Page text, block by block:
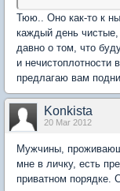
Тюю.. Оно как-то к
каждый день
давно о том, что
и нечистоплотности
предлагаю вам
Konkista
20 Mar 2012
Мужчины,
мне в личку, есть
приватном порядке.